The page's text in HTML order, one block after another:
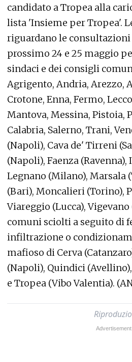
candidato a Tropea alla
lista 'Insieme per Tropea'.
riguardano le
prossimo 24 e 25 maggio
sindaci e dei consigli
Agrigento, Andria, Arezzo,
Crotone, Enna, Fermo,
Mantova, Messina, Pistoia,
Calabria, Salerno, Trani,
(Napoli), Cava de' Tirreni
(Napoli), Faenza
Legnano (Milano), Marsala
(Bari), Moncalieri (Torino),
Viareggio (Lucca),
comuni sciolti a seguito di
infiltrazione o
mafioso di Cerva
(Napoli), Quindici
e Tropea (Vibo Valentia).